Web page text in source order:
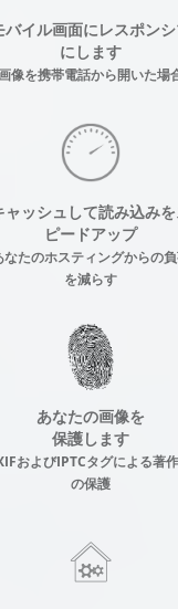
バイル画面にレスポン
にします
像を携帯電話から開いた場
ャッシュして読み込み
ピードアップ
なたのホスティングからの
を減らす
あなたの画像を
保護します
およびIPTCタグによる著
の保護